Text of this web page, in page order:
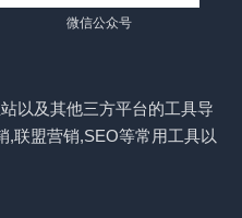
微信公众号
以及其他三方平台的工具导
,联盟营销,SEO等常用工具以